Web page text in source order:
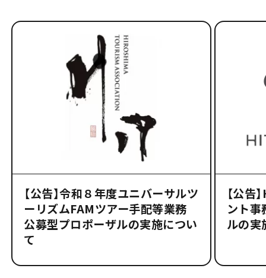
【公告】令和８年度ユニバーサルツ
ーリズムFAMツアー手配等業務
公募型プロポーザルの実施につい
て
【公告
ント事
ルの実